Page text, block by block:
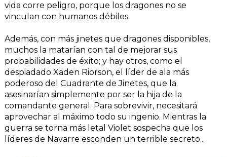
vida corre peligro, porque los dragones no se
vinculan con humanos débiles.
Además, con más jinetes que dragones disponibles,
muchos la matarían con tal de mejorar sus
probabilidades de éxito; y hay otros, como el
despiadado Xaden Riorson, el líder de ala más
poderoso del Cuadrante de Jinetes, que la
asesinarían simplemente por ser la hija de la
comandante general. Para sobrevivir, necesitará
aprovechar al máximo todo su ingenio. Mientras la
guerra se torna más letal Violet sospecha que los
líderes de Navarre esconden un terrible secreto...